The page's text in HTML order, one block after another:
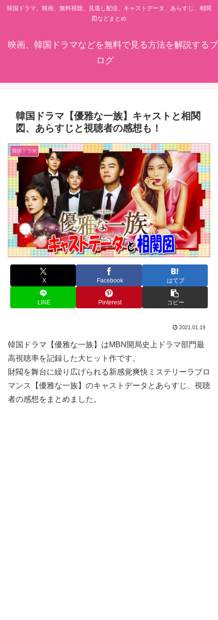
韓国ドラマ、映画、無料視聴、見逃し配信、キャストデータ、あらすじ、相関
図などまとめ
映画、韓国ドラマなどを無料で見る方法を解説するブ
ログ
韓国ドラマ【優雅な一族】キャストと相関
図、あらすじと視聴者の感想も！
韓国ドラマ
X Facebook はてブ
LINE Pinterest コピー
2021.01.19
韓国ドラマ【優雅な一族】はMBN開局史上ドラマ部門最
高視聴率を記録した大ヒット作です。
財閥を舞台に繰り広げられる新感覚爽快ミステリーラブロ
マンス【優雅な一族】のキャストデータとあらすじ、視聴
者の感想をまとめました。